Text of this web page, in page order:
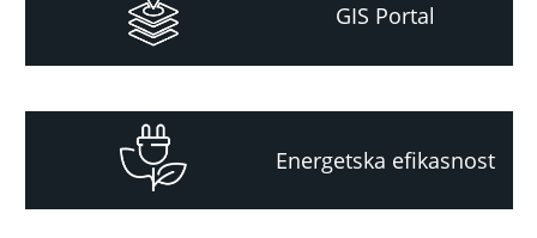
GIS Portal
Energetska efikasnost